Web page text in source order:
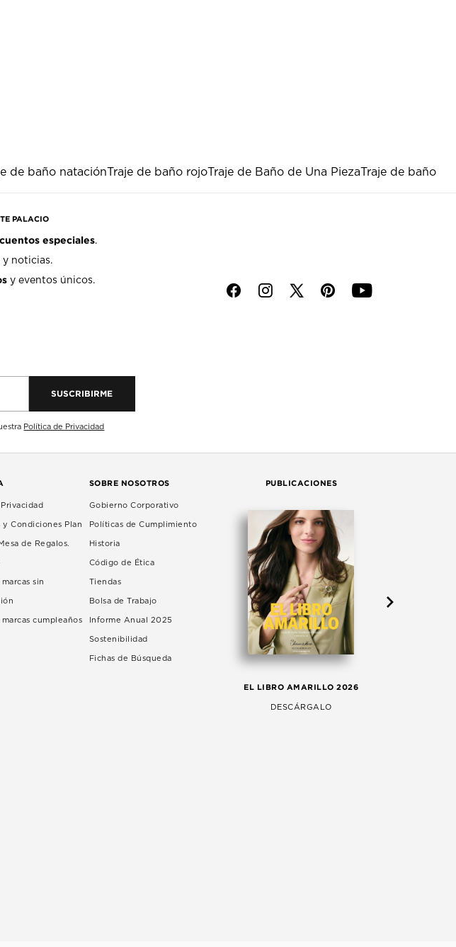
de baño nataciónTraje de baño rojoTraje de Baño de Una PiezaTraje de baño
PALACIO
especiales.
y noticias.
y eventos únicos.
SUSCRIBIRME
Política de Privacidad
f i p y
y Condiciones Plan
de Regalos.
sin
marcas cumpleaños
SOBRE NOSOTROS
Gobierno Corporativo
Políticas de Cumplimiento
Historia
Código de Ética
Tiendas
Bolsa de Trabajo
Informe Anual 2025
Sostenibilidad
Fichas de Búsqueda
PUBLICACIONES
EL LIBRO AMARILLO 2026
DESCÁRGALO